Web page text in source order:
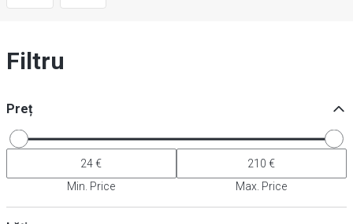
Filtru
Preț
Min. Price Max. Price